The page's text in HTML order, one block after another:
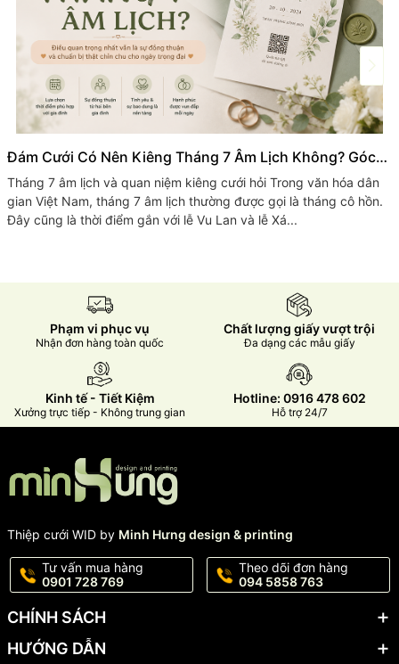
Đám Cưới Có Nên Kiêng Tháng 7 Âm Lịch Không? Góc
Nhìn Từ Thiệp Cưới WID
Tháng 7 âm lịch và quan niệm kiêng cưới hỏi Trong văn hóa dân
gian Việt Nam, tháng 7 âm lịch thường được gọi là tháng cô hồn.
Đây cũng là thời điểm gắn với lễ Vu Lan và lễ Xá...
Phạm vi phục vụ
Nhận đơn hàng toàn quốc
Chất lượng giấy vượt trội
Đa dạng các mẫu giấy
Kinh tế - Tiết Kiệm
Xưởng trực tiếp - Không trung gian
Hotline: 0916 478 602
Hỗ trợ 24/7
Thiệp cưới WID by Minh Hưng design & printing
Tư vấn mua hàng
0901 728 769
Theo dõi đơn hàng
094 5858 763
CHÍNH SÁCH
HƯỚNG DẪN